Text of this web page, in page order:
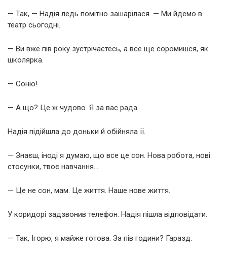
— Так, — Надія ледь помітно зашарілася. — Ми йдемо в
театр сьогодні.
— Ви вже пів року зустрічаєтесь, а все ще соромишся, як
школярка.
— Соню!
— А що? Це ж чудово. Я за вас рада.
Надія підійшла до доньки й обійняла її.
— Знаєш, іноді я думаю, що все це сон. Нова робота, нові
стосунки, твоє навчання…
— Це не сон, мам. Це життя. Наше нове життя.
У коридорі задзвонив телефон. Надія пішла відповідати.
— Так, Ігорю, я майже готова. За пів години? Гаразд.